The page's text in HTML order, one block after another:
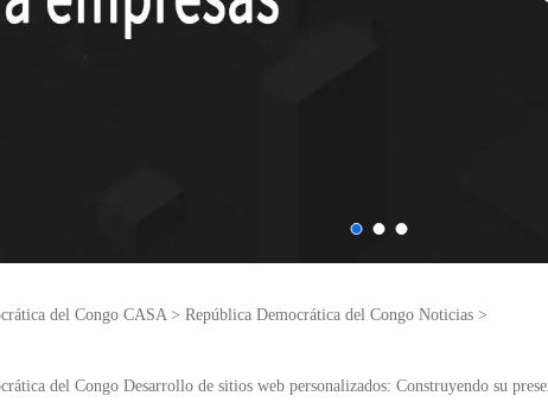
del Congo CASA> República Democrática del Congo Noticias>
del Congo Desarrollo de sitios web personalizados: Construyendo su